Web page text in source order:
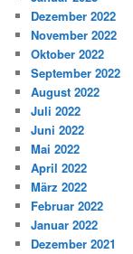
Dezember 2022
November 2022
Oktober 2022
September 2022
August 2022
Juli 2022
Juni 2022
Mai 2022
April 2022
März 2022
Februar 2022
Januar 2022
Dezember 2021